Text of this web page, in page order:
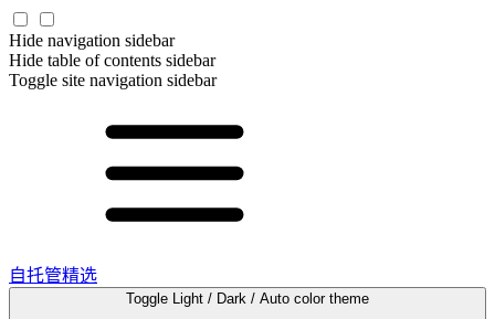
Hide navigation sidebar
Hide table of contents sidebar
Toggle site navigation sidebar
自托管精选
Toggle Light / Dark / Auto color theme